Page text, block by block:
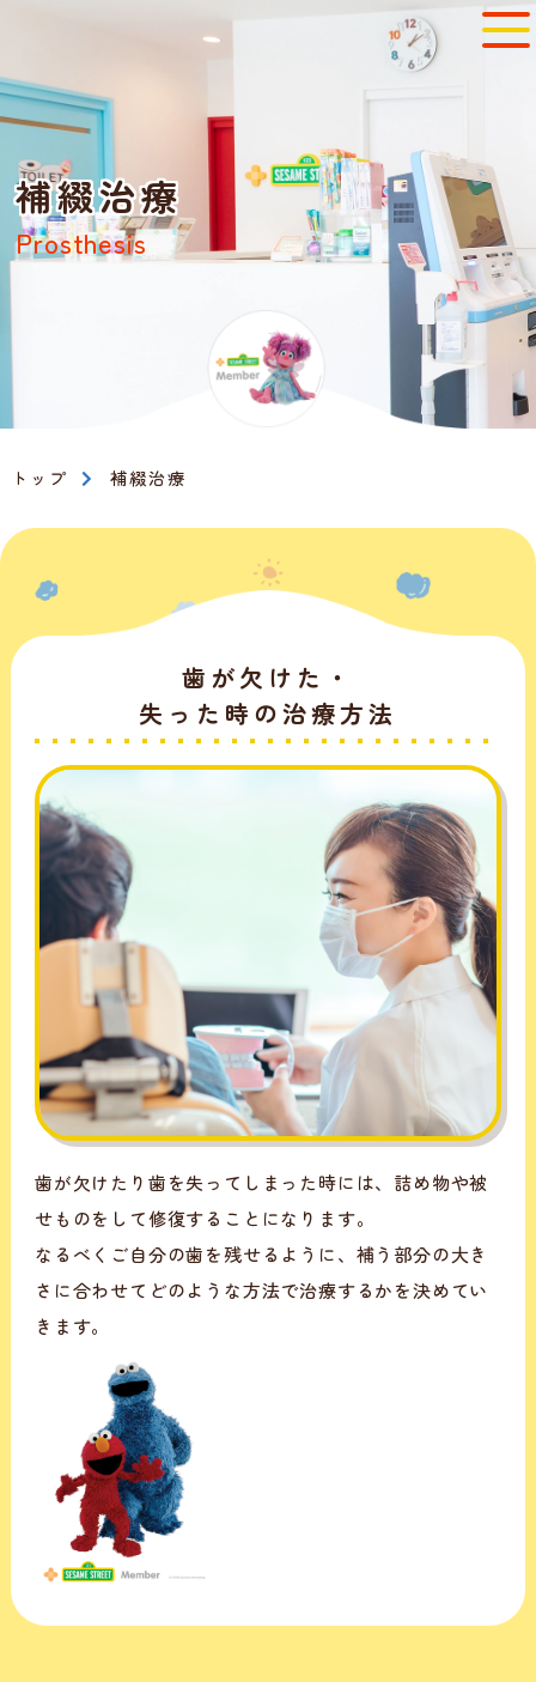
補綴治療
Prosthesis
トップ 補綴治療
歯が欠けた・
失った時の治療方法
歯が欠けたり歯を失ってしまった時には、詰め物や被
せものをして修復することになります。
なるべくご自分の歯を残せるように、補う部分の大き
さに合わせてどのような方法で治療するかを決めてい
きます。